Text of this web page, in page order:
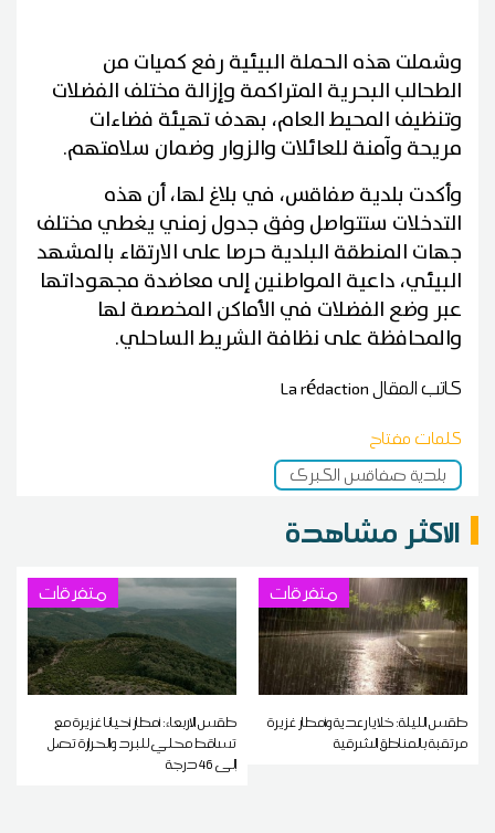
وشملت هذه الحملة البيئية رفع كميات من
الطحالب البحرية المتراكمة وإزالة مختلف الفضلات
وتنظيف المحيط العام، بهدف تهيئة فضاءات
مريحة وآمنة للعائلات والزوار وضمان سلامتهم.
وأكدت بلدية صفاقس، في بلاغ لها، أن هذه
التدخلات ستتواصل وفق جدول زمني يغطي مختلف
جهات المنطقة البلدية حرصا على الارتقاء بالمشهد
البيئي، داعية المواطنين إلى معاضدة مجهوداتها
عبر وضع الفضلات في الأماكن المخصصة لها
والمحافظة على نظافة الشريط الساحلي.
كاتب المقالLa rédaction
كلمات مفتاح
بلدية صفاقس الكبرى
الاكثر مشاهدة
متفرقات
طقس الليلة: خلايا رعدية وأمطار غزيرة
مرتقبة بالمناطق الشرقية
متفرقات
طقس الاربعاء: أمطار أحيانا غزيرة مع
تساقط محلي للبرد والحرارة تصل
إلى 46 درجة